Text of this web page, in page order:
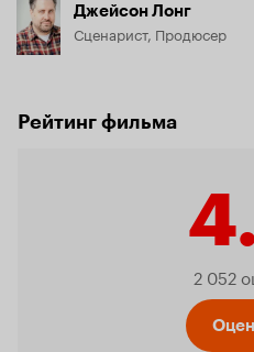
Джейсон Лонг
Сценарист, Продюсер
Рейтинг фильма
2 052